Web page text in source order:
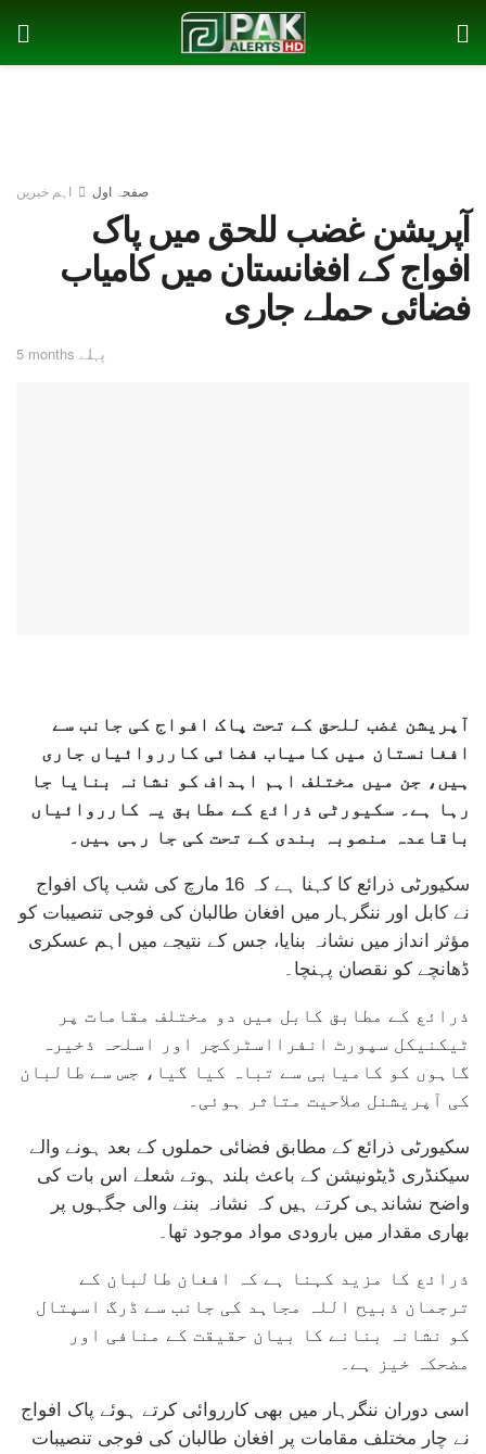
صفحہ اول اہم خبریں
آپریشن غضب للحق میں پاک
افواج کے افغانستان میں کامیاب
فضائی حملے جاری
5 months پہلے
آپریشن غضب للحق کے تحت پاک افواج کی جانب سے
افغانستان میں کامیاب فضائی کارروائیاں جاری
ہیں، جن میں مختلف اہم اہداف کو نشانہ بنایا جا
رہا ہے۔ سکیورٹی ذرائع کے مطابق یہ کارروائیاں
باقاعدہ منصوبہ بندی کے تحت کی جا رہی ہیں۔
سکیورٹی ذرائع کا کہنا ہے کہ 16 مارچ کی شب پاک افواج
نے کابل اور ننگرہار میں افغان طالبان کی فوجی تنصیبات کو
مؤثر انداز میں نشانہ بنایا، جس کے نتیجے میں اہم عسکری
ڈھانچے کو نقصان پہنچا۔
ذرائع کے مطابق کابل میں دو مختلف مقامات پر
ٹیکنیکل سپورٹ انفرااسٹرکچر اور اسلحہ ذخیرہ
گاہوں کو کامیابی سے تباہ کیا گیا، جس سے طالبان
کی آپریشنل صلاحیت متاثر ہوئی۔
سکیورٹی ذرائع کے مطابق فضائی حملوں کے بعد ہونے والے
سیکنڈری ڈیٹونیشن کے باعث بلند ہوتے شعلے اس بات کی
واضح نشاندہی کرتے ہیں کہ نشانہ بننے والی جگہوں پر
بھاری مقدار میں بارودی مواد موجود تھا۔
ذرائع کا مزید کہنا ہے کہ افغان طالبان کے
ترجمان ذبیح اللہ مجاہد کی جانب سے ڈرگ اسپتال
کو نشانہ بنانے کا بیان حقیقت کے منافی اور
مضحکہ خیز ہے۔
اسی دوران ننگرہار میں بھی کارروائی کرتے ہوئے پاک افواج
نے چار مختلف مقامات پر افغان طالبان کی فوجی تنصیبات